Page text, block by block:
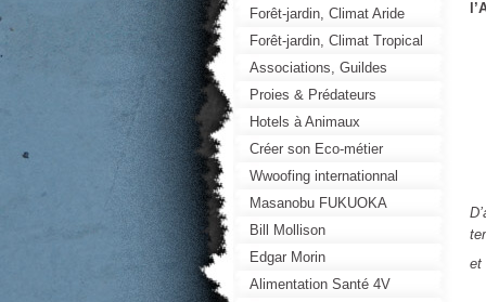
et
Forêt-jardin, Climat Aride
Forêt-jardin, Climat Tropical
Associations, Guildes
Proies & Prédateurs
Hotels à Animaux
Créer son Eco-métier
Wwoofing internationnal
Masanobu FUKUOKA
Bill Mollison
Edgar Morin
Alimentation Santé 4V